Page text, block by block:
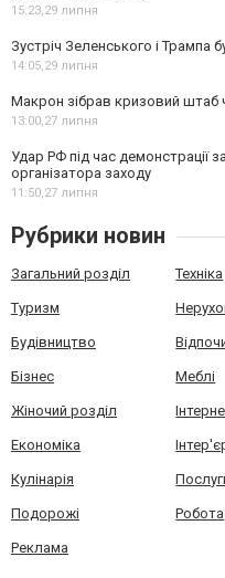
15:23,29 липня
Зустріч Зеленського і Трампа
14:05,29 липня
Макрон зібрав кризовий штаб
13:00,27 липня
Удар РФ під час демонстрації
організатора заходу
11:50,27 липня
Рубрики новин
Загальний розділ Техніка
Туризм
Будівництво
Бізнес Меблі
Жіночий розділ
Економіка
Кулінарія
Подорожі Робота
Реклама